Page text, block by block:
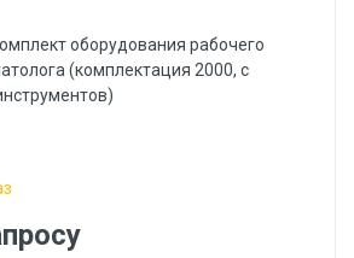
оборудования рабочего
(комплектация 2000, с